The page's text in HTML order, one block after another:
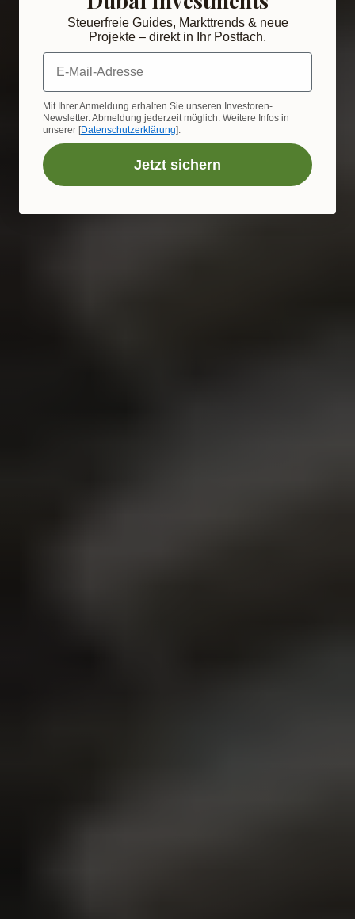
Steuerfreie Guides, Markttrends & neue
Projekte – direkt in Ihr Postfach.
E-Mail-Adresse
Mit Ihrer Anmeldung erhalten Sie unseren Investoren-
Newsletter. Abmeldung jederzeit möglich. Weitere Infos in
unserer [Datenschutzerklärung].
Jetzt sichern